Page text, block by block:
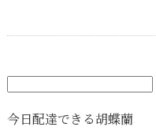
今日配達できる胡蝶蘭